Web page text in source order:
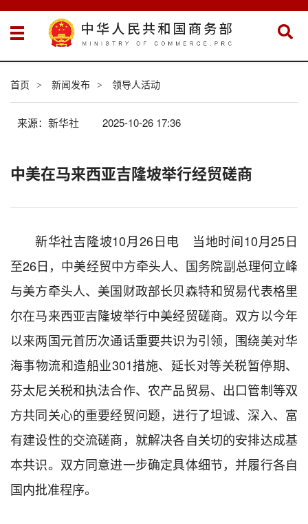
首页 > 新闻发布 > 领导人活动
来源：新华社 2025-10-26 17:36
中美在马来西亚吉隆坡举行经贸磋商
新华社吉隆坡10月26日电 当地时间10月25日
至26日，中美经贸中方牵头人、国务院副总理何立峰
与美方牵头人、美国财政部长贝森特和贸易代表格里
尔在马来西亚吉隆坡举行中美经贸磋商。双方以今年
以来两国元首历次通话重要共识为引领，围绕美对华
海事物流和造船业301措施、延长对等关税暂停期、
芬太尼关税和执法合作、农产品贸易、出口管制等双
方共同关心的重要经贸问题，进行了坦诚、深入、富
有建设性的交流磋商，就解决各自关切的安排达成基
本共识。双方同意进一步确定具体细节，并履行各自
国内批准程序。